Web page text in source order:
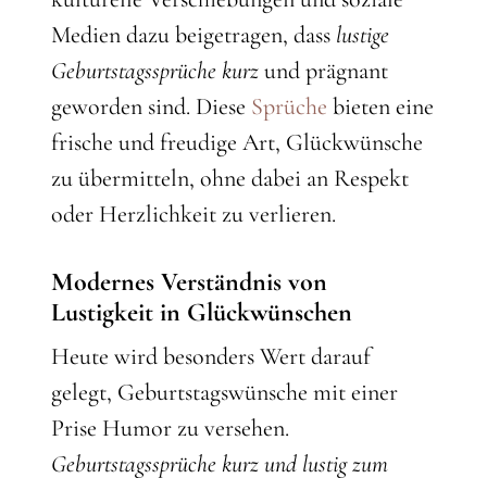
Medien dazu beigetragen, dass lustige
Geburtstagssprüche kurzund prägnant
geworden sind. Diese Sprüche bieten eine
frische und freudige Art, Glückwünsche
zu übermitteln, ohne dabei an Respekt
oder Herzlichkeit zu verlieren.
Modernes Verständnis von
Lustigkeit in Glückwünschen
Heute wird besonders Wert darauf
gelegt, Geburtstagswünsche mit einer
Prise Humor zu versehen.
Geburtstagssprüche kurz und lustig zum